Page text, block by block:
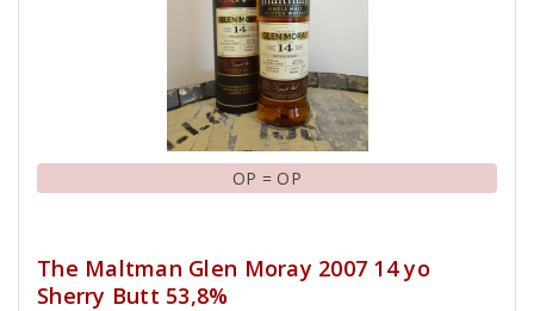
OP = OP
The Maltman Glen Moray 2007 14 yo
Sherry Butt 53,8%